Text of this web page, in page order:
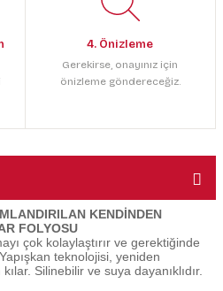
4. Önizleme
Gerekirse, onayınız için
önizleme göndereceğiz.
KENDİNDEN
FOLYOSU
çok kolaylaştırır ve gerektiğinde
teknolojisi, yeniden
Silinebilir ve suya dayanıklıdır.